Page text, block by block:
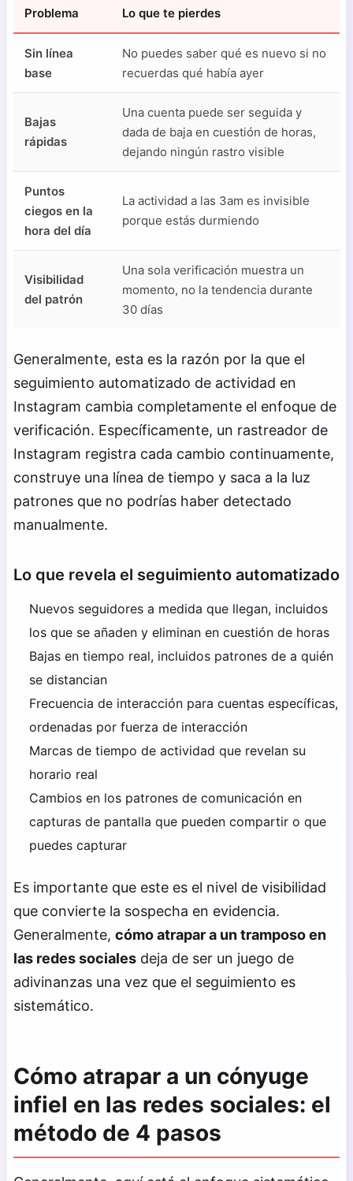
Problema Lo que te pierdes
Sin línea
base
No puedes saber qué es nuevo si no
recuerdas qué había ayer
Bajas
rápidas
Una cuenta puede ser seguida y
dada de baja en cuestión de horas,
dejando ningún rastro visible
Puntos
ciegos en la
hora del día
La actividad a las 3am es invisible
porque estás durmiendo
Visibilidad
del patrón
Una sola verificación muestra un
momento, no la tendencia durante
30 días
Generalmente, esta es la razón por la que el
seguimiento automatizado de actividad en
Instagram cambia completamente el enfoque de
verificación. Específicamente, un rastreador de
Instagram registra cada cambio continuamente,
construye una línea de tiempo y saca a la luz
patrones que no podrías haber detectado
manualmente.
Lo que revela el seguimiento automatizado
Nuevos seguidores a medida que llegan, incluidos
los que se añaden y eliminan en cuestión de horas
Bajas en tiempo real, incluidos patrones de a quién
se distancian
Frecuencia de interacción para cuentas específicas,
ordenadas por fuerza de interacción
Marcas de tiempo de actividad que revelan su
horario real
Cambios en los patrones de comunicación en
capturas de pantalla que pueden compartir o que
puedes capturar
Es importante que este es el nivel de visibilidad
que convierte la sospecha en evidencia.
Generalmente, cómo atrapar a un tramposo en
las redes sociales deja de ser un juego de
adivinanzas una vez que el seguimiento es
sistemático.
Cómo atrapar a un cónyuge
infiel en las redes sociales: el
método de 4 pasos